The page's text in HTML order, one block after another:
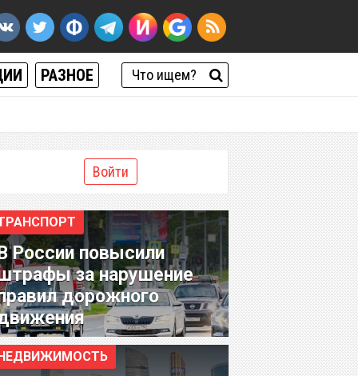
РАЗНОЕ
Войти
России повысили
за нарушение
дорожного